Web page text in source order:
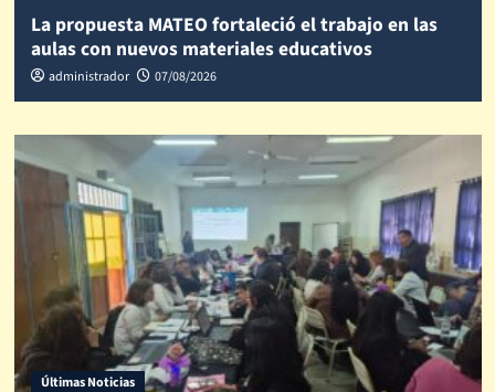
La propuesta MATEO fortaleció el trabajo en las
aulas con nuevos materiales educativos
administrador 07/08/2026
Últimas Noticias